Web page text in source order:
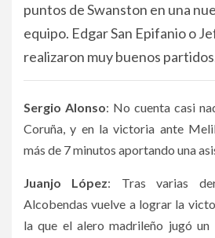
puntos de Swanston en una
equipo. Edgar San Epifanio o
realizaron muy buenos
Sergio Alonso: No cuenta casi
Coruña, y en la victoria ante
más de 7 minutos aportando una
Juanjo López: Tras varias
Alcobendas vuelve a lograr la
la que el alero madrileño jugó un